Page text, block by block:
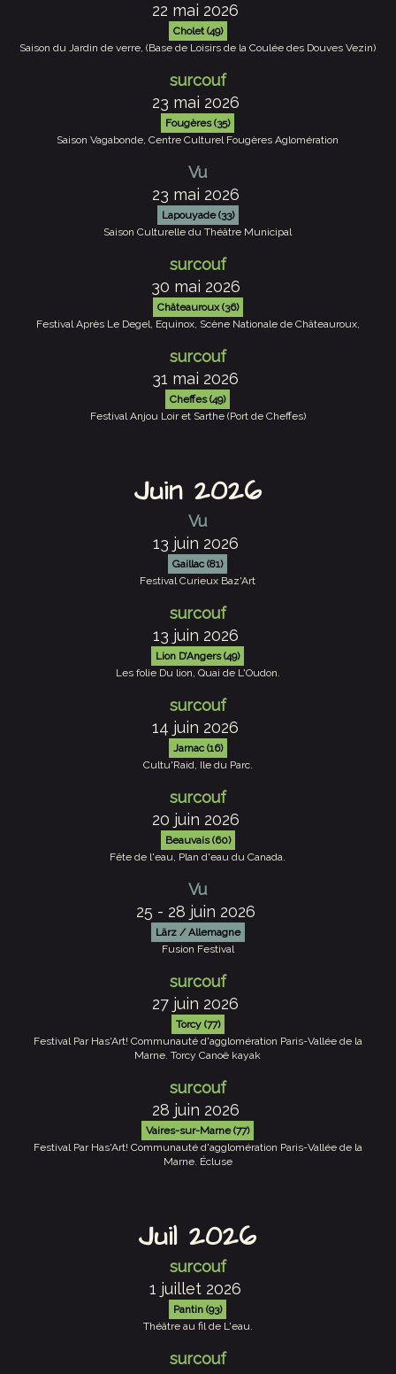
22 mai 2026
Cholet (49)
Saison du Jardin de verre, (Base de Loisirs de la Coulée des Douves Vezin)
surcouf
23 mai 2026
Fougères (35)
Saison Vagabonde, Centre Culturel Fougères Aglomération
Vu
23 mai 2026
Lapouyade (33)
Saison Culturelle du Théâtre Municipal
surcouf
30 mai 2026
Châteauroux (36)
Festival Après Le Degel, Equinox, Scène Nationale de Châteauroux,
surcouf
31 mai 2026
Cheffes (49)
Festival Anjou Loir et Sarthe (Port de Cheffes)
Juin 2026
Vu
13 juin 2026
Gaillac (81)
Festival Curieux Baz'Art
surcouf
13 juin 2026
Lion D’Angers (49)
Les folie Du lion, Quai de L'Oudon.
surcouf
14 juin 2026
Jarnac (16)
Cultu'Raid, Ile du Parc.
surcouf
20 juin 2026
Beauvais (60)
Fête de l'eau, Plan d'eau du Canada.
Vu
25 - 28 juin 2026
Lärz / Allemagne
Fusion Festival
surcouf
27 juin 2026
Torcy (77)
Festival Par Has'Art! Communauté d'agglomération Paris-Vallée de la
Marne. Torcy Canoë kayak
surcouf
28 juin 2026
Vaires-sur-Marne (77)
Festival Par Has'Art! Communauté d'agglomération Paris-Vallée de la
Marne. Écluse
Juil 2026
surcouf
1 juillet 2026
Pantin (93)
Théâtre au fil de L'eau.
surcouf